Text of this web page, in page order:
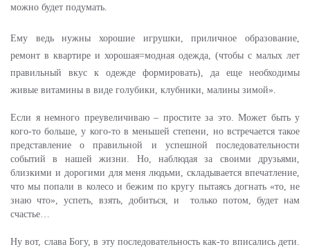
можно будет подумать.
Ему ведь нужны хорошие игрушки, приличное образование,
ремонт в квартире и хорошая=модная одежда, (чтобы с малых лет
правильный вкус к одежде формировать), да еще необходимы
живые витамины в виде голубики, клубники, малины зимой».
Если я немного преувеличиваю – простите за это. Может быть у
кого-то больше, у кого-то в меньшей степени, но встречается такое
представление о правильной и успешной последовательности
событий в нашей жизни. Но, наблюдая за своими друзьями,
близкими и дорогими для меня людьми, складывается впечатление,
что мы попали в колесо и бежим по кругу пытаясь догнать «то, не
знаю что», успеть, взять, добиться, и только потом, будет нам
счастье…
Ну вот, слава Богу, в эту последовательность как-то вписались дети.